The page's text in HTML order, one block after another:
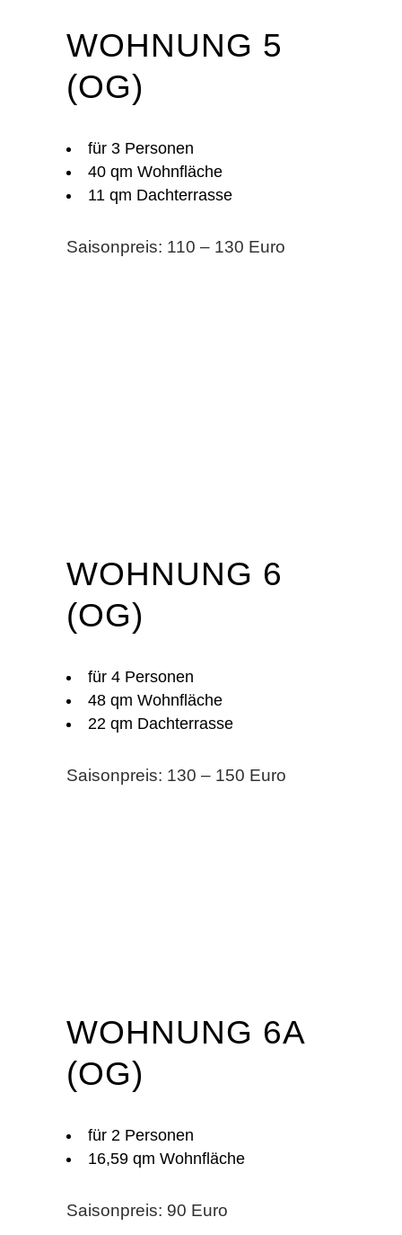
WOHNUNG 5
(OG)
für 3 Personen
40 qm Wohnfläche
11 qm Dachterrasse
Saisonpreis: 110 – 130 Euro
WOHNUNG 6
(OG)
für 4 Personen
48 qm Wohnfläche
22 qm Dachterrasse
Saisonpreis: 130 – 150 Euro
WOHNUNG 6A
(OG)
für 2 Personen
16,59 qm Wohnfläche
Saisonpreis: 90 Euro